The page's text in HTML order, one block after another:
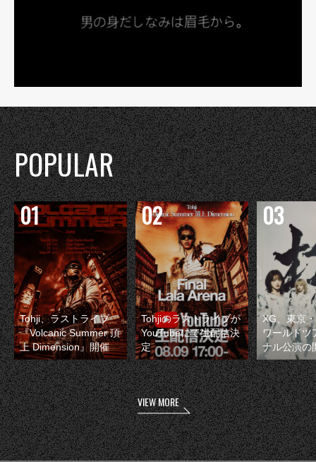
POPULAR
Tohji、ラストライブ
『Volcanic Summer 頂
上 Dimension』開催
Tohjiのラストライブが
YouTubeにて生配信決
定
XG、東京
ワールドツ
ナル公演の
VIEW MORE